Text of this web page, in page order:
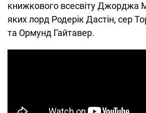
книжкового всесвіту Джорджа
яких лорд Родерік Дастін, сер
та Ормунд Гайтавер.